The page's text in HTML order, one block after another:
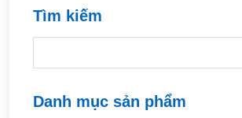
Tìm kiếm
Danh mục sản phẩm